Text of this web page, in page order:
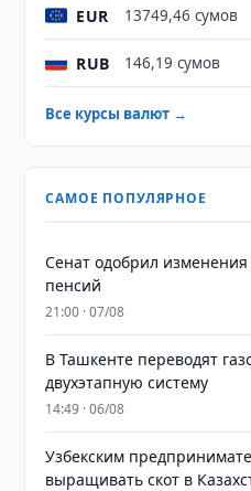
EUR 13749,46 сумов
RUB 146,19 сумов
Все курсы валют →
САМОЕ ПОПУЛЯРНОЕ
Сенат одобрил
пенсий
21:00 · 07/08
В Ташкенте переводят
двухэтапную систему
14:49 · 06/08
Узбекским
выращивать скот в